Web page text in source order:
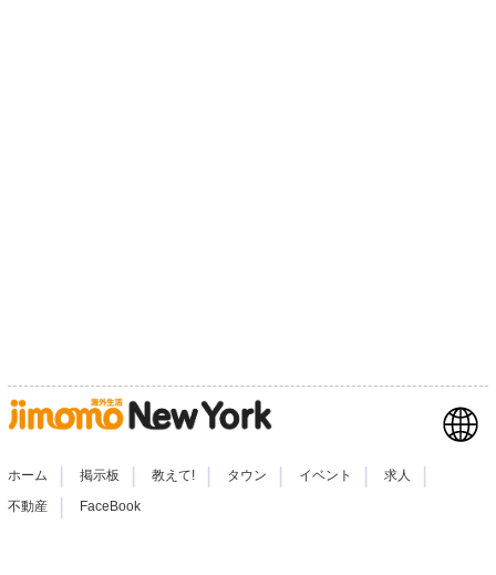
ホーム 掲示板 教えて! タウン イベント 求人
不動産 | FaceBook